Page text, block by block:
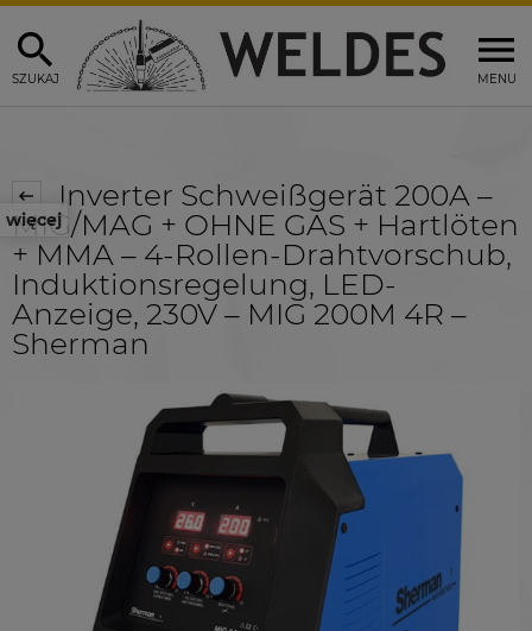
MENU
SZUKAJ
więcej
Inverter Schweißgerät 200A –
MIG/MAG + OHNE GAS + Hartlöten
+ MMA – 4-Rollen-Drahtvorschub,
Induktionsregelung, LED-
Anzeige, 230V – MIG 200M 4R –
Sherman